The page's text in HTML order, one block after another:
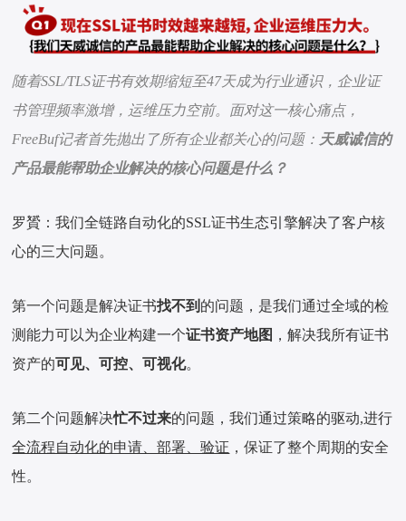
随着SSL/TLS证书有效期缩短至47天成为行业通识，企业证
书管理频率激增，运维压力空前。面对这一核心痛点，
FreeBuf记者首先抛出了所有企业都关心的问题： 天威诚信的
产品最能帮助企业解决的核心问题是什么？
罗贇：我们全链路自动化的SSL证书生态引擎解决了客户核
心的三大问题。
第一个问题是解决证书找不到 的问题，是我们通过全域的检
测能力可以为企业构建一个证书资产地图 ，解决我所有证书
资产的可见、可控、可视化。
第二个问题解决忙不过来的问题，我们通过策略的驱动,进行
全流程自动化的申请、部署、验证 ，保证了整个周期的安全
性。